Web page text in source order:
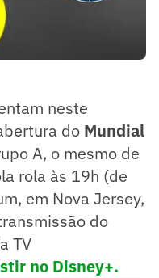
neste
do Mundial
A, o mesmo de
rola às 19h (de
em Nova Jersey,
do
TV
no Disney+.